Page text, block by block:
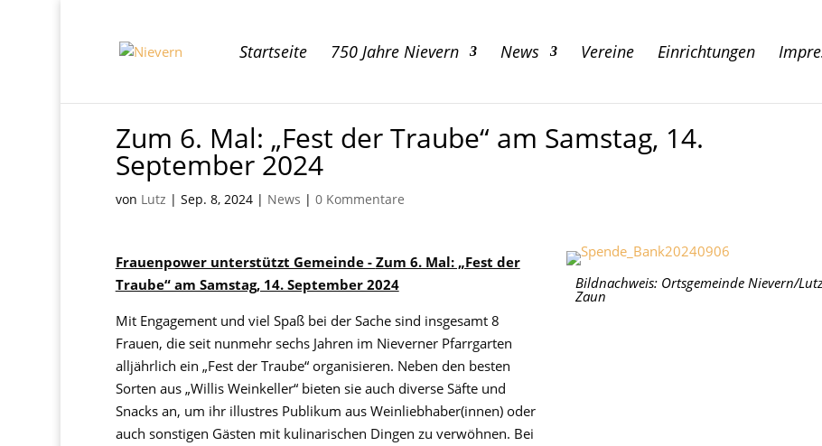
Startseite 750 Jahre Nievern News Vereine Einrichtungen
Zum 6. Mal: „Fest der Traube“ am Samstag, 14.
September 2024
von Lutz | Sep. 8, 2024| News | 0 Kommentare
Frauenpower unterstützt Gemeinde - Zum 6. Mal: „Fest der
Traube“ am Samstag, 14. September 2024
Mit Engagement und viel Spaß bei der Sache sind insgesamt 8
Frauen, die seit nunmehr sechs Jahren im Nieverner Pfarrgarten
alljährlich ein „Fest der Traube“ organisieren. Neben den besten
Sorten aus „Willis Weinkeller“ bieten sie auch diverse Säfte und
Snacks an, um ihr illustres Publikum aus Weinliebhaber(innen) oder
auch sonstigen Gästen mit kulinarischen Dingen zu verwöhnen. Bei
Bildnachweis: Ortsgemeinde Nievern/
Zaun